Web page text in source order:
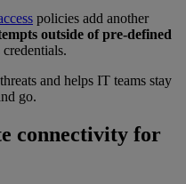
policies add another
outside of pre-defined
and helps IT teams stay
go.
connectivity for